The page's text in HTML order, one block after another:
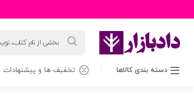
محصولات
دسته بندی کالاها تخفیف ها و پیشنهادات